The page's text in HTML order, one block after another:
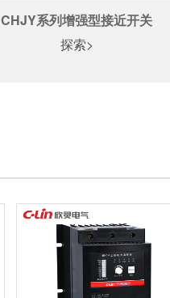
CHJY系列增强型接近开关
探索>